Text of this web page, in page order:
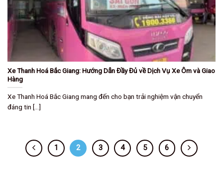
Xe Thanh Hoá Bắc Giang: Hướng Dẫn Đầy Đủ về Dịch Vụ Xe Ôm và Giao
Hàng
Xe Thanh Hoá Bắc Giang mang đến cho bạn trải nghiệm vận chuyển
đáng tin [...]
1 2 3 4 5 6